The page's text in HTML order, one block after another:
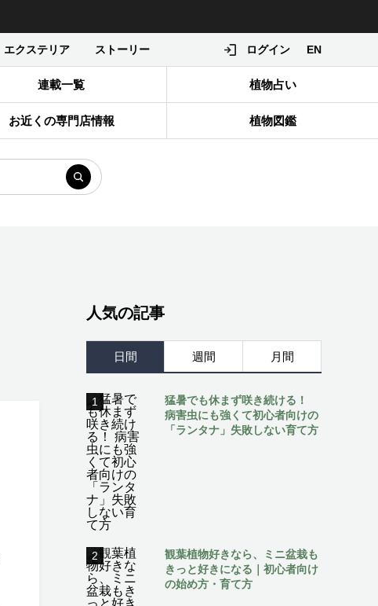
エクステリア ストーリー ログイン EN
連載一覧 植物占い
お近くの専門店情報 植物図鑑
人気の記事
日間 週間 月間
1
猛暑でも休まず咲き続ける！
病害虫にも強くて初心者向けの
「ランタナ」失敗しない育て方
2
観葉植物好きなら、ミニ盆栽も
きっと好きになる｜初心者向け
の始め方・育て方